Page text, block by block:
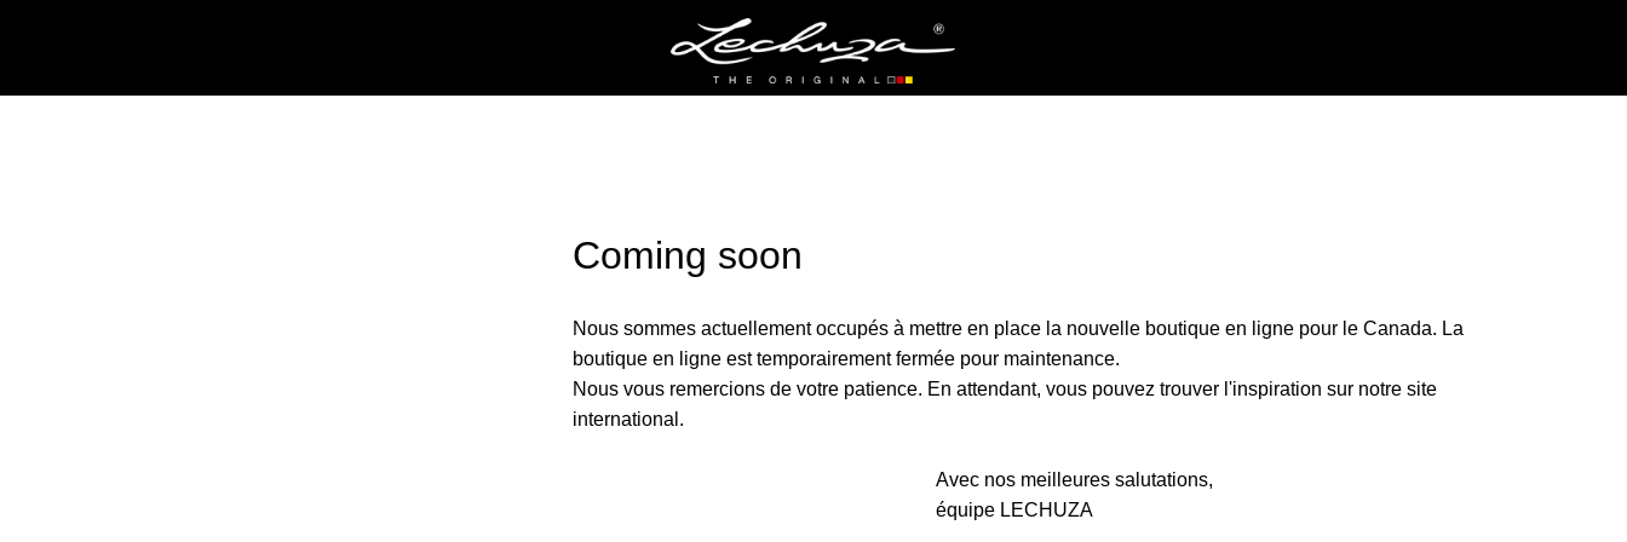
Coming soon
Nous sommes actuellement occupés à mettre en place la nouvelle boutique en ligne pour le Canada. La
boutique en ligne est temporairement fermée pour maintenance.
Nous vous remercions de votre patience. En attendant, vous pouvez trouver l'inspiration sur notre site
international.
Avec nos meilleures salutations,
équipe LECHUZA